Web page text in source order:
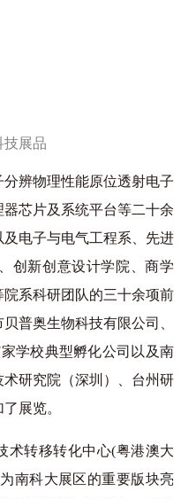
技展品
辨物理性能原位透射电子
芯片及系统平台等二十余
电子与电气工程系、先进
创新创意设计学院、商学
系科研团队的三十余项前
普奥生物科技有限公司、
学校典型孵化公司以及南
研究院（深圳）、台州研
展览。
术转移转化中心(粤港澳大
南科大展区的重要版块亮